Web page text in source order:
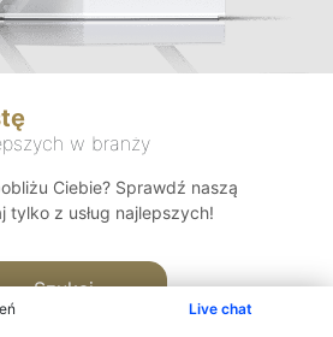
Live chat
w branży
Ciebie? Sprawdź naszą
tylko z usług najlepszych!
Szukaj